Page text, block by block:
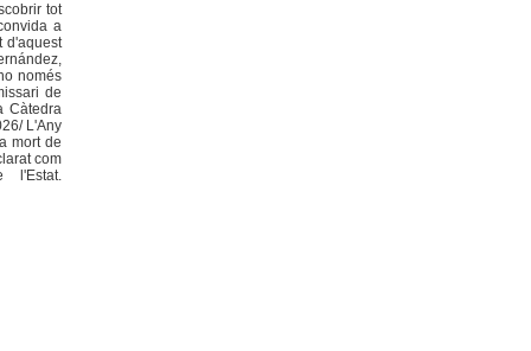
tot
a
d'aquest
només
de
Càtedra
L'Any
mort de
com
l'Estat.